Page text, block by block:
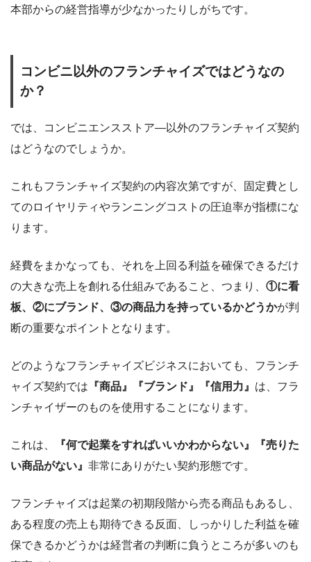
本部からの経営指導が少なかったりしがちです。
コンビニ以外のフランチャイズではどうなの
か？
では、コンビニエンスストア―以外のフランチャイズ契約
はどうなのでしょうか。
これもフランチャイズ契約の内容次第ですが、固定費とし
てのロイヤリティやランニングコストの圧迫率が指標にな
ります。
経費をまかなっても、それを上回る利益を確保できるだけ
の大きな売上を創れる仕組みであること、つまり、 ①に看
板、②にブランド、③の商品力を持っているかどうかが判
断の重要なポイントとなります。
どのようなフランチャイズビジネスにおいても、フランチ
ャイズ契約では 『商品』『ブランド』『信用力』 は、フラ
ンチャイザーのものを使用することになります。
これは、
『何で起業をすればいいかわからない』『売りた
い商品がない』 非常にありがたい契約形態です。
フランチャイズは起業の初期段階から売る商品もあるし、
ある程度の売上も期待できる反面、しっかりした利益を確
保できるかどうかは経営者の判断に負うところが多いのも